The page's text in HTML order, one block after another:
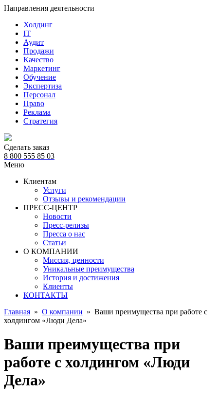
Направления деятельности
Холдинг
IT
Аудит
Продажи
Качество
Маркетинг
Обучение
Экспертиза
Персонал
Право
Реклама
Стратегия
Сделать заказ
8 800 555 85 03
Меню
Клиентам
Услуги
Отзывы и рекомендации
ПРЕСС-ЦЕНТР
Новости
Пресс-релизы
Пресса о нас
Статьи
О КОМПАНИИ
Миссия, ценности
Уникальные преимущества
История и достижения
Клиенты
КОНТАКТЫ
Главная » О компании » Ваши преимущества при работе с
холдингом «Люди Дела»
Ваши преимущества при
работе с холдингом «Люди
Дела»